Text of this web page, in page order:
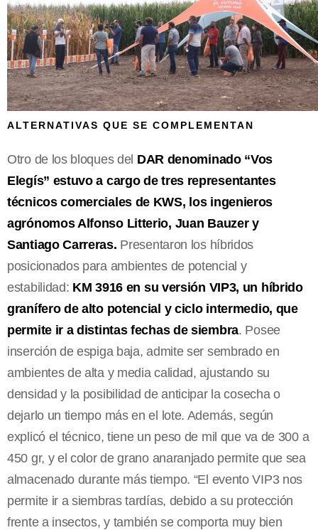
ALTERNATIVAS QUE SE COMPLEMENTAN
Otro de los bloques del DAR denominado “Vos
Elegís” estuvo a cargo de tres representantes
técnicos comerciales de KWS, los ingenieros
agrónomos Alfonso Litterio, Juan Bauzer y
Santiago Carreras. Presentaron los híbridos
posicionados para ambientes de potencial y
estabilidad: KM 3916 en su versión VIP3, un híbrido
granífero de alto potencial y ciclo intermedio, que
permite ir a distintas fechas de siembra. Posee
inserción de espiga baja, admite ser sembrado en
ambientes de alta y media calidad, ajustando su
densidad y la posibilidad de anticipar la cosecha o
dejarlo un tiempo más en el lote. Además, según
explicó el técnico, tiene un peso de mil que va de 300 a
450 gr, y el color de grano anaranjado permite que sea
almacenado durante más tiempo. “El evento VIP3 nos
permite ir a siembras tardías, debido a su protección
frente a insectos, y también se comporta muy bien